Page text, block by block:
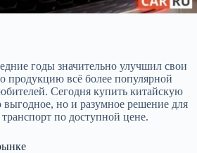
годы значительно улучшил свои
продукцию всё более популярной
Сегодня купить китайскую
но и разумное решение для
по доступной цене.